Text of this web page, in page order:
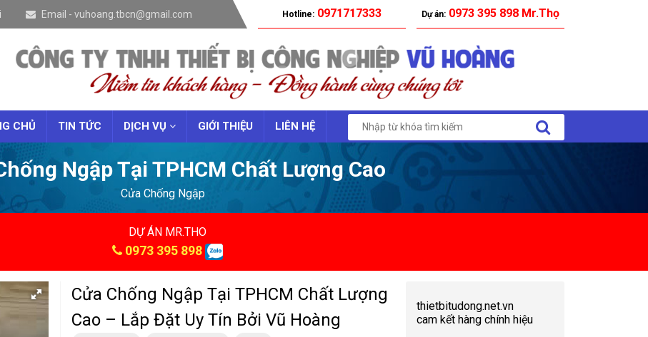
Email - vuhoang.tbcn@gmail.com Hotline: 0971717333 Dự án: 0973 395 898 Mr.Thọ
CHỦ TIN TỨC DỊCH VỤ GIỚI THIỆU LIÊN HỆ
Ngập Tại TPHCM Chất Lượng Cao
Cửa Chống Ngập
DỰ ÁN MR.THO
0973 395 898
Cửa Chống Ngập Tại TPHCM Chất Lượng
Cao – Lắp Đặt Uy Tín Bởi Vũ Hoàng
thietbitudong.net.vn
cam kết hàng chính hiệu